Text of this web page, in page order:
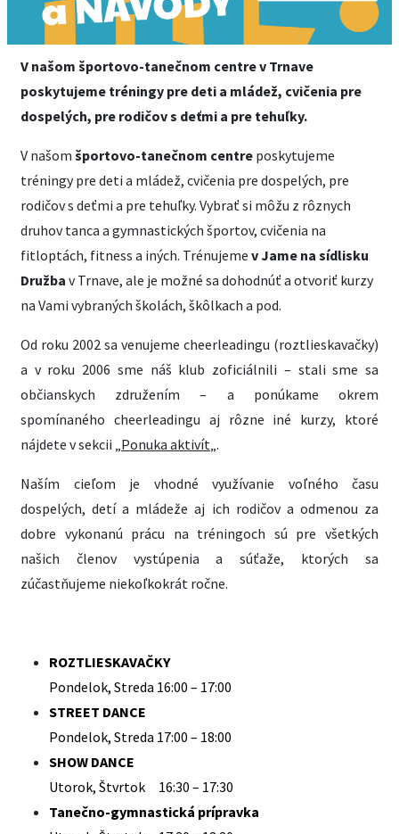
V našom športovo-tanečnom centre v Trnave
poskytujeme tréningy pre deti a mládež, cvičenia pre
dospelých, pre rodičov s deťmi a pre tehuľky.
V našom športovo-tanečnom centre poskytujeme
tréningy pre deti a mládež, cvičenia pre dospelých, pre
rodičov s deťmi a pre tehuľky. Vybrať si môžu z rôznych
druhov tanca a gymnastických športov, cvičenia na
fitloptách, fitness a iných. Trénujeme v Jame na sídlisku
Družba v Trnave, ale je možné sa dohodnúť a otvoriť kurzy
na Vami vybraných školách, škôlkach a pod.
Od roku 2002 sa venujeme cheerleadingu (roztlieskavačky)
a v roku 2006 sme náš klub zoficiálnili – stali sme sa
občianskych združením – a ponúkame okrem
spomínaného cheerleadingu aj rôzne iné kurzy, ktoré
nájdete v sekcii „Ponuka aktivít„.
Naším cieľom je vhodné využívanie voľného času
dospelých, detí a mládeže aj ich rodičov a odmenou za
dobre vykonanú prácu na tréningoch sú pre všetkých
našich členov vystúpenia a súťaže, ktorých sa
zúčastňujeme niekoľkokrát ročne.
ROZTLIESKAVAČKY
Pondelok, Streda 16:00 – 17:00
STREET DANCE
Pondelok, Streda 17:00 – 18:00
SHOW DANCE
Utorok, Štvrtok 16:30 – 17:30
Tanečno-gymnastická prípravka